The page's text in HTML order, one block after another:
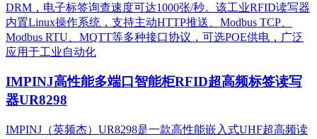
DRM，电子标签询查速度可达1000张/秒。该工业RFID读写器
内置Linux操作系统，支持主动HTTP推送、Modbus TCP、
Modbus RTU、MQTT等多种接口协议，可选POE供电，广泛
应用于工业自动化
IMPINJ高性能多端口智能柜RFID超高频标签读写
器UR8298
IMPINJ（英频杰）UR8298是一款高性能嵌入式UHF超高频读